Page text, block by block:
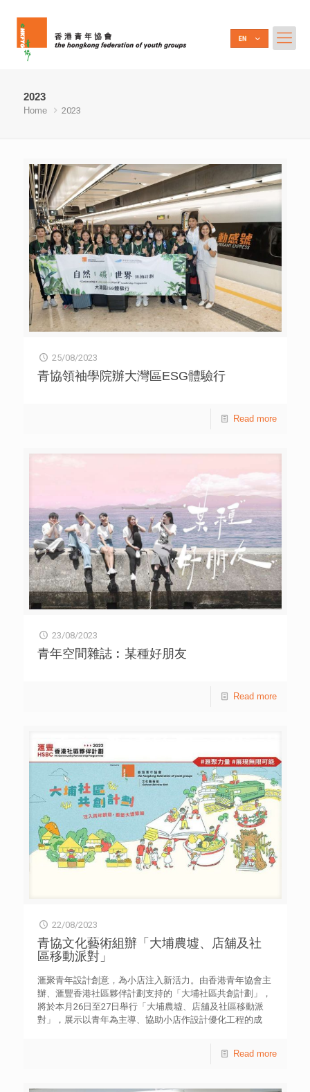
2023
Home 2023
25/08/2023
青協領袖學院辦大灣區ESG體驗行
Read more
23/08/2023
青年空間雜誌︰某種好朋友
Read more
22/08/2023
青協文化藝術組辦「大埔農墟、店舖及社
區移動派對」
滙聚青年設計創意，為小店注入新活力。由香港青年協會主
辦、滙豐香港社區夥伴計劃支持的「大埔社區共創計劃」，
將於本月26日至27日舉行「大埔農墟、店舖及社區移動派
對」，展示以青年為主導、協助小店作設計優化工程的成
月招募了52位就讀設計系的大專生，並配對10間位於大埔區
Read more